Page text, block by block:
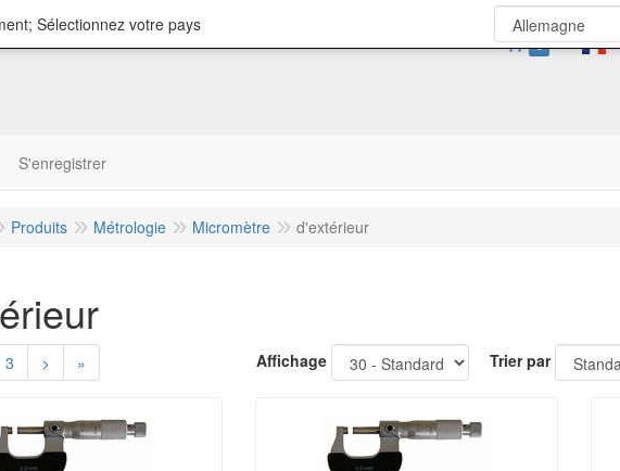
0
S'enregistrer
Produits Métrologie Micromètre d'extérieur
3 > » Affichage Trier par
Sélectionnez votre pays